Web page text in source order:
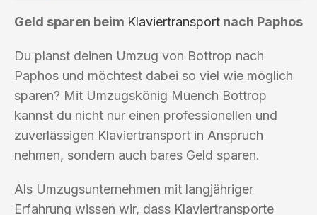
Geld sparen beim Klaviertransport nach Paphos
Du planst deinen Umzug von Bottrop nach
Paphos und möchtest dabei so viel wie möglich
sparen? Mit Umzugskönig Muench Bottrop
kannst du nicht nur einen professionellen und
zuverlässigen Klaviertransport in Anspruch
nehmen, sondern auch bares Geld sparen.
Als Umzugsunternehmen mit langjähriger
Erfahrung wissen wir, dass Klaviertransporte